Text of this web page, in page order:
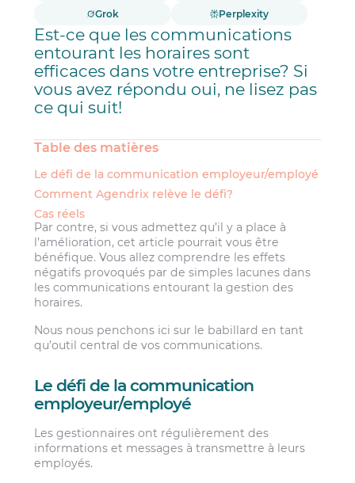
Grok
Perplexity
Est-ce que les communications
entourant les horaires sont
efficaces dans votre entreprise? Si
vous avez répondu oui, ne lisez pas
ce qui suit!
Table des matières
Le défi de la communication employeur/employé
Comment Agendrix relève le défi?
Cas réels
Par contre, si vous admettez qu’il y a place à
l’amélioration, cet article pourrait vous être
bénéfique. Vous allez comprendre les effets
négatifs provoqués par de simples lacunes dans
les communications entourant la gestion des
horaires.
Nous nous penchons ici sur le babillard en tant
qu’outil central de vos communications.
Le défi de la communication
employeur/employé
Les gestionnaires ont régulièrement des
informations et messages à transmettre à leurs
employés.